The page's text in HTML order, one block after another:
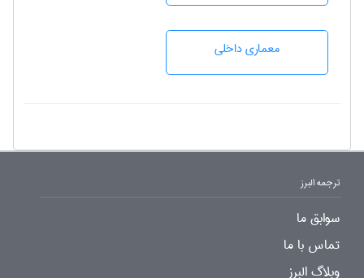
معماری داخلی
ترجمه البرز
سوابق ما
تماس با ما
وبلاگ البرز